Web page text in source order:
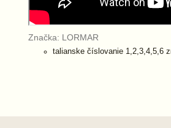
Značka: LORMAR
talianske číslovanie 1,2,3,4,5,6